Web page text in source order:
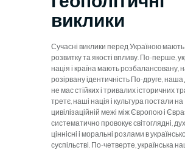
виклики
Сучасні виклики перед Україною мають
розвитку та якості впливу. По-перше,
нація і країна мають розбалансовану,
розірвану ідентичність По-друге,
не мас стійких і тривалих історичних
третє, наші нація і культура постали на
цивілізаційній межі між Європою і
систематично провокує світоглядні,
ціннісні і моральні розлами в
суспільстві. По-четверте, українська